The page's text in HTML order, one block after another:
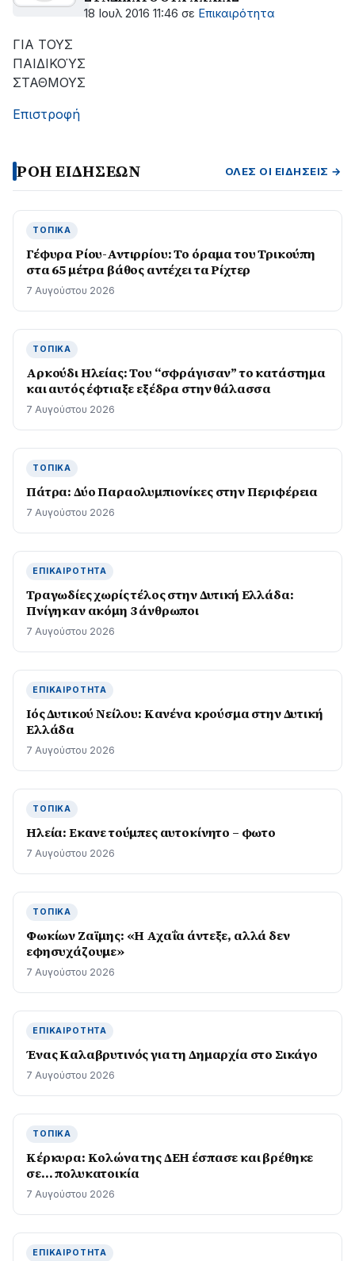
18 Ιουλ 2016 11:46 σε Επικαιρότητα
ΓΙΑ ΤΟΥΣ
ΠΑΙΔΙΚΟΎΣ
ΣΤΑΘΜΟΥΣ
Επιστροφή
ΡΟΗ ΕΙΔΗΣΕΩΝ ΌΛΕΣ ΟΙ ΕΙΔΉΣΕΙΣ →
ΤΟΠΙΚΆ
Γέφυρα Ρίου-Αντιρρίου: Το όραμα του Τρικούπη
στα 65 μέτρα βάθος αντέχει τα Ρίχτερ
7 Αυγούστου 2026
ΤΟΠΙΚΆ
Αρκούδι Ηλείας: Του “σφράγισαν” το κατάστημα
και αυτός έφτιαξε εξέδρα στην θάλασσα
7 Αυγούστου 2026
ΤΟΠΙΚΆ
Πάτρα: Δύο Παραολυμπιονίκες στην Περιφέρεια
7 Αυγούστου 2026
ΕΠΙΚΑΙΡΌΤΗΤΑ
Τραγωδίες χωρίς τέλος στην Δυτική Ελλάδα:
Πνίγηκαν ακόμη 3 άνθρωποι
7 Αυγούστου 2026
ΕΠΙΚΑΙΡΌΤΗΤΑ
Ιός Δυτικού Νείλου: Κανένα κρούσμα στην Δυτική
Ελλάδα
7 Αυγούστου 2026
ΤΟΠΙΚΆ
Ηλεία: Εκανε τούμπες αυτοκίνητο – φωτο
7 Αυγούστου 2026
ΤΟΠΙΚΆ
Φωκίων Ζαϊμης: «Η Αχαΐα άντεξε, αλλά δεν
εφησυχάζουµε»
7 Αυγούστου 2026
ΕΠΙΚΑΙΡΌΤΗΤΑ
Ένας Καλαβρυτινός για τη Δημαρχία στο Σικάγο
7 Αυγούστου 2026
ΤΟΠΙΚΆ
Κέρκυρα: Κολώνα της ΔΕΗ έσπασε και βρέθηκε
σε… πολυκατοικία
7 Αυγούστου 2026
ΕΠΙΚΑΙΡΌΤΗΤΑ